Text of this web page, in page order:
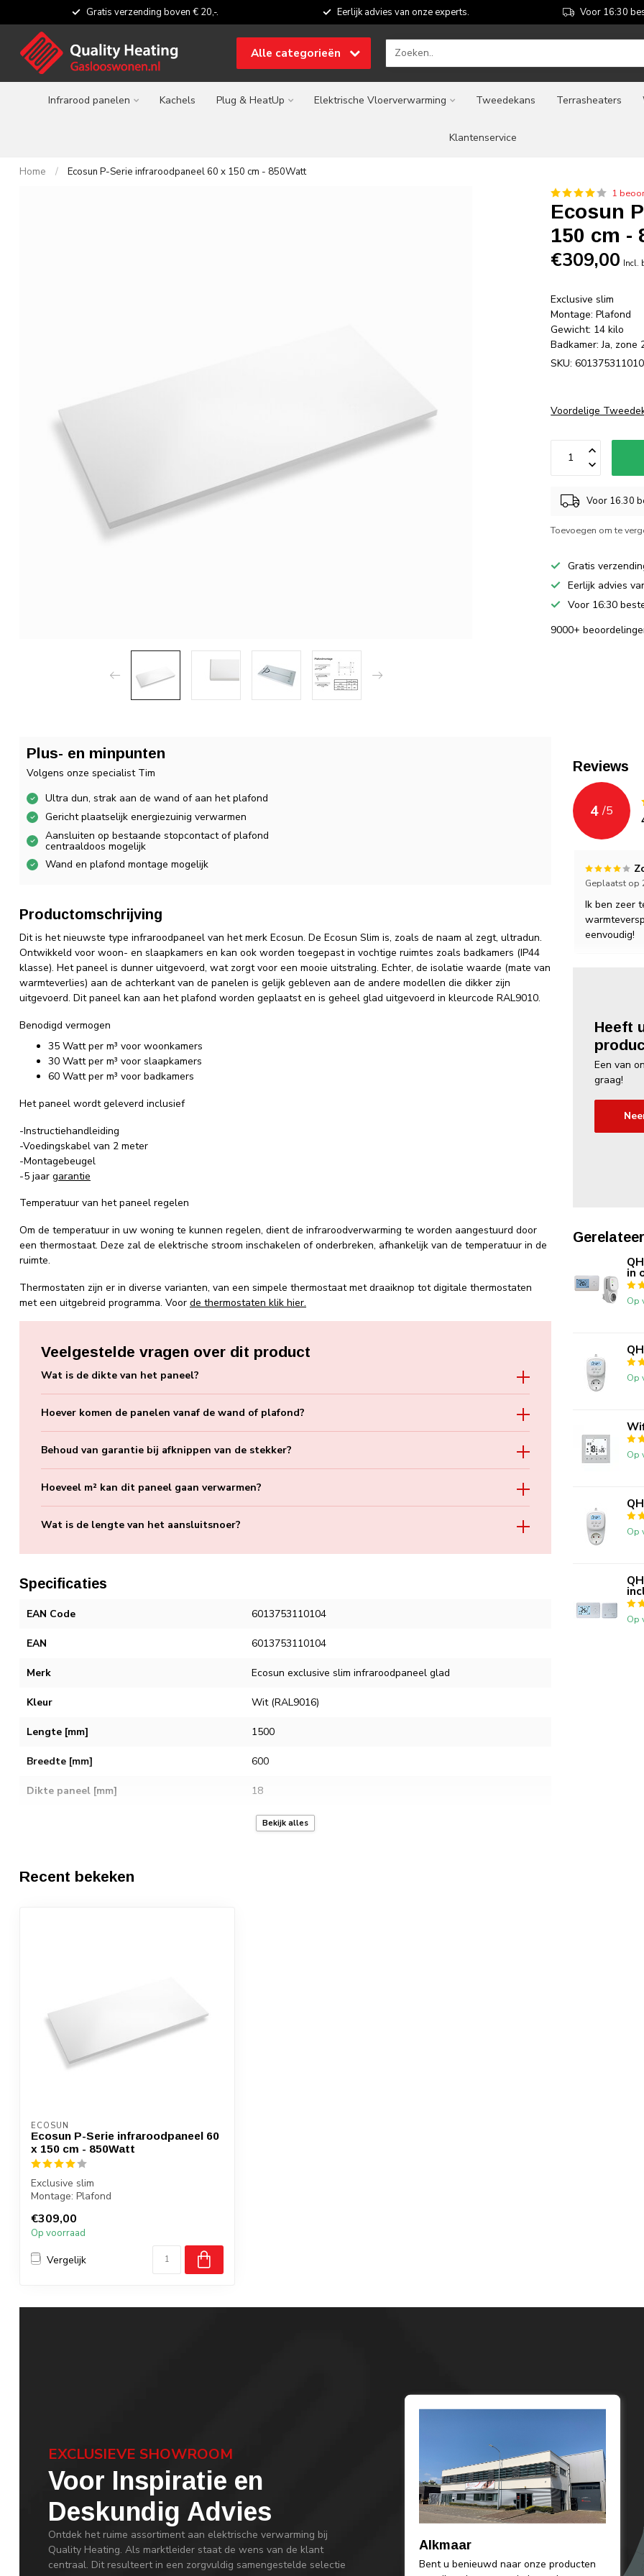
Gratis verzending boven € 20,-. Eerlijk advies van onze experts. Voor 16:30
Alle categorieën
Infrarood panelen Kachels Plug & HeatUp Elektrische Vloerverwarming Tweedekans Terrasheaters
Klantenservice
Home / Ecosun P-Serie infraroodpaneel 60 x 150 cm - 850Watt
1
Ecosun
150 cm -
€309,00 Incl.
Exclusive slim
Montage: Plafond
Gewicht: 14 kilo
Badkamer: Ja, zone
SKU:
Voordelige
Voor 16.30
Toevoegen om te
Gratis
Eerlijk advies
Voor 16:30
9000+
Plus- en minpunten
Volgens onze specialist Tim
Ultra dun, strak aan de wand of aan het plafond
Gericht plaatselijk energiezuinig verwarmen
Aansluiten op bestaande stopcontact of plafond
centraaldoos mogelijk
Wand en plafond montage mogelijk
Productomschrijving
Dit is het nieuwste type infraroodpaneel van het merk Ecosun. De Ecosun Slim is, zoals de naam al zegt, ultradun.
Ontwikkeld voor woon- en slaapkamers en kan ook worden toegepast in vochtige ruimtes zoals badkamers (IP44
klasse). Het paneel is dunner uitgevoerd, wat zorgt voor een mooie uitstraling. Echter, de isolatie waarde (mate van
warmteverlies) aan de achterkant van de panelen is gelijk gebleven aan de andere modellen die dikker zijn
uitgevoerd. Dit paneel kan aan het plafond worden geplaatst en is geheel glad uitgevoerd in kleurcode RAL9010.
Benodigd vermogen
35 Watt per m³ voor woonkamers
30 Watt per m³ voor slaapkamers
60 Watt per m³ voor badkamers
Het paneel wordt geleverd inclusief
-Instructiehandleiding
-Voedingskabel van 2 meter
-Montagebeugel
-5 jaar garantie
Temperatuur van het paneel regelen
Om de temperatuur in uw woning te kunnen regelen, dient de infraroodverwarming te worden aangestuurd door
een thermostaat. Deze zal de elektrische stroom inschakelen of onderbreken, afhankelijk van de temperatuur in de
ruimte.
Thermostaten zijn er in diverse varianten, van een simpele thermostaat met draaiknop tot digitale thermostaten
met een uitgebreid programma. Voor de thermostaten klik hier.
Veelgestelde vragen over dit product
Wat is de dikte van het paneel?
Hoever komen de panelen vanaf de wand of plafond?
Behoud van garantie bij afknippen van de stekker?
Hoeveel m² kan dit paneel gaan verwarmen?
Wat is de lengte van het aansluitsnoer?
Specificaties
EAN Code 6013753110104
EAN 6013753110104
Merk Ecosun exclusive slim infraroodpaneel glad
Kleur Wit (RAL9016)
Lengte [mm] 1500
Breedte [mm] 600
Dikte paneel [mm] 18
850
Diepte vanaf wand tot voorzijde paneel
Aansluitsnoer
Materiaal
Afwerking
Voorzien van
Garantie
Bekijk alles
Reviews
4 /5
Geplaatst op
Ik ben zeer
eenvoudig!
Heeft
Een van
graag!
in
Op
Op
Op
Op
Op
Recent bekeken
ECOSUN
Ecosun P-Serie infraroodpaneel 60
x 150 cm - 850Watt
Exclusive slim
Montage: Plafond
Badkamer: Ja, zone 2,3
€309,00
Op voorraad
Vergelijk
EXCLUSIEVE SHOWROOM
Voor Inspiratie en
Deskundig Advies
Ontdek het ruime assortiment aan elektrische verwarming bij
Quality Heating. Als marktleider staat de wens van de klant
centraal. Dit resulteert in een zorgvuldig samengestelde selectie
Alkmaar
Bent u benieuwd naar onze producten